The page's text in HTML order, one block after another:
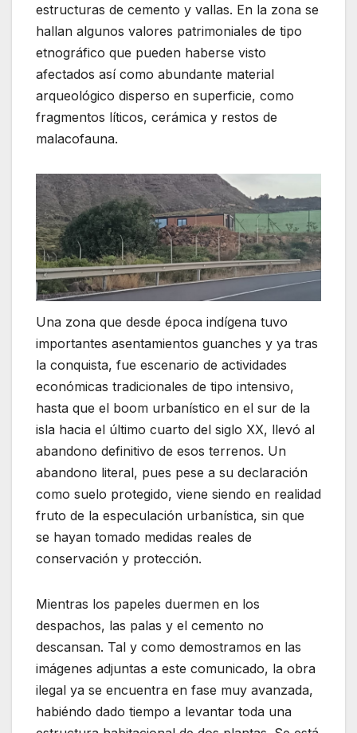
estructuras de cemento y vallas. En la zona se
hallan algunos valores patrimoniales de tipo
etnográfico que pueden haberse visto
afectados así como abundante material
arqueológico disperso en superficie, como
fragmentos líticos, cerámica y restos de
malacofauna.
Una zona que desde época indígena tuvo
importantes asentamientos guanches y ya tras
la conquista, fue escenario de actividades
económicas tradicionales de tipo intensivo,
hasta que el boom urbanístico en el sur de la
isla hacia el último cuarto del siglo XX, llevó al
abandono definitivo de esos terrenos. Un
abandono literal, pues pese a su declaración
como suelo protegido, viene siendo en realidad
fruto de la especulación urbanística, sin que
se hayan tomado medidas reales de
conservación y protección.
Mientras los papeles duermen en los
despachos, las palas y el cemento no
descansan. Tal y como demostramos en las
imágenes adjuntas a este comunicado, la obra
ilegal ya se encuentra en fase muy avanzada,
habiéndo dado tiempo a levantar toda una